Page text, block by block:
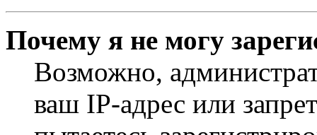
Почему я не могу
Возможно,
ваш IP-адрес или